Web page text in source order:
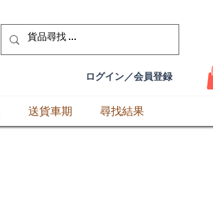
ログイン／会員登録
送貨車期 尋找結果